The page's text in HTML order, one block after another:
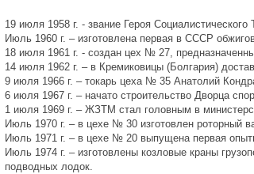
19 июля 1958 г. - звание Героя
Июль 1960 г. – изготовлена первая в СССР
18 июля 1961 г. - создан цех № 27,
14 июля 1962 г. – в Кремиковицы (Болгария)
9 июля 1966 г. – токарь цеха № 35 Анатолий
6 июля 1967 г. – начато строительство Дворца
1 июля 1969 г. – ЖЗТМ стал головным в
Июль 1970 г. – в цехе № 30 изготовлен роторный
Июль 1971 г. – в цехе № 20 выпущена первая
Июль 1974 г. – изготовлены козловые краны
подводных лодок.